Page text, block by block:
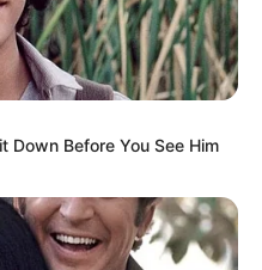
Down Before You See Him